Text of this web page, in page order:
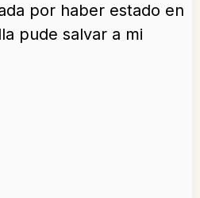
por haber estado en
pude salvar a mi